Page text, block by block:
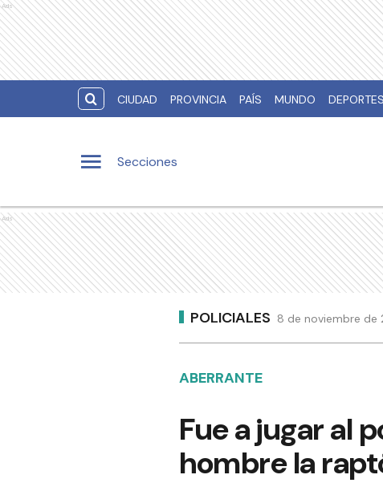
Ads
CIUDAD PROVINCIA PAÍS MUNDO DEPORTES
Secciones
Ads
POLICIALES 8 de noviembre de
ABERRANTE
Fue a jugar al
hombre la